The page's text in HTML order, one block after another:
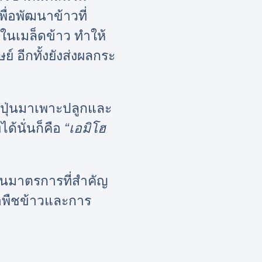
พื่อพัฒนาข้าวที่
เมล็ดข้าว ทำให้
อีกทั้งยังส่งผลกระ
นมาเพาะปลูกและ
ด้นั่นก็คือ “เอมิโฮ
มาตรการที่สำคัญ
ชข้าวและการ